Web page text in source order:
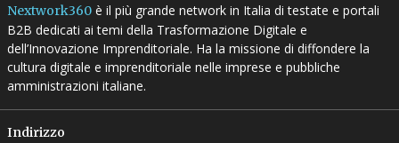
Nextwork360è il più grande network in Italia di testate e portali
B2B dedicati ai temi della Trasformazione Digitale e
dell’Innovazione Imprenditoriale. Ha la missione di diffondere la
cultura digitale e imprenditoriale nelle imprese e pubbliche
amministrazioni italiane.
Indirizzo